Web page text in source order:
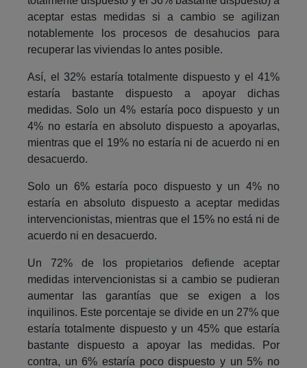
aceptar estas medidas si a cambio se agilizan
notablemente los procesos de desahucios para
recuperar las viviendas lo antes posible.
Así, el 32% estaría totalmente dispuesto y el 41%
estaría bastante dispuesto a apoyar dichas
medidas. Solo un 4% estaría poco dispuesto y un
4% no estaría en absoluto dispuesto a apoyarlas,
mientras que el 19% no estaría ni de acuerdo ni en
desacuerdo.
Solo un 6% estaría poco dispuesto y un 4% no
estaría en absoluto dispuesto a aceptar medidas
intervencionistas, mientras que el 15% no está ni de
acuerdo ni en desacuerdo.
Un 72% de los propietarios defiende aceptar
medidas intervencionistas si a cambio se pudieran
aumentar las garantías que se exigen a los
inquilinos. Este porcentaje se divide en un 27% que
estaría totalmente dispuesto y un 45% que estaría
bastante dispuesto a apoyar las medidas. Por
contra, un 6% estaría poco dispuesto y un 5% no